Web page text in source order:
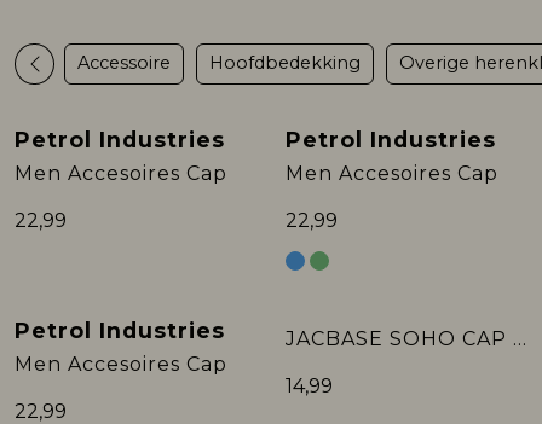
Rokken
Sweaters & Pullovers
T-shirts & Tops
Vesten & Blazers
Setje
Sweaters & Pullovers
T-shirts & Tops
Vesten & Blazers
Sweaters & Pullovers
T-shirts & Tops
Sjaal Accessoire Hoofdbedekking Overige
Petrol Industries
Men Accesoires Cap
22,99
Petrol Industries
Men Accesoires Cap
22,99
Petrol Industries
Men Accesoires Cap
22,99
JACBASE SOHO CAP LN
14,99